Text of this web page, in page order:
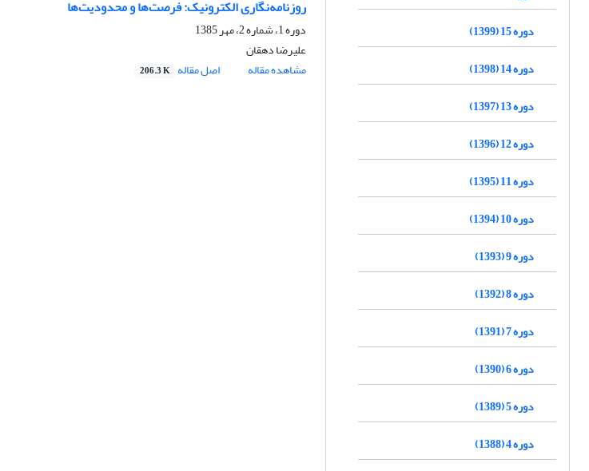
روزنامه‌نگاری الکترونیک: فرصت‌ها و محدودیت‌ها
دوره 1، شماره 2، مهر 1385
علیرضا دهقان
مشاهده مقاله
اصل مقاله 206.3 K
دوره 15 (1399)
دوره 14 (1398)
دوره 13 (1397)
دوره 12 (1396)
دوره 11 (1395)
دوره 10 (1394)
دوره 9 (1393)
دوره 8 (1392)
دوره 7 (1391)
دوره 6 (1390)
دوره 5 (1389)
دوره 4 (1388)